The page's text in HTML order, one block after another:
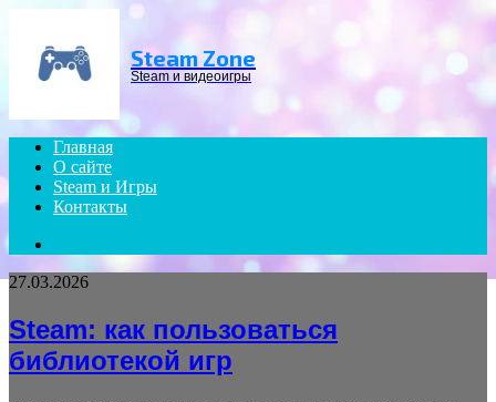
Steam Zone
Steam и видеоигры
Главная
О сайте
Steam и Игры
Контакты
27.03.2026
Steam: как пользоваться
библиотекой игр